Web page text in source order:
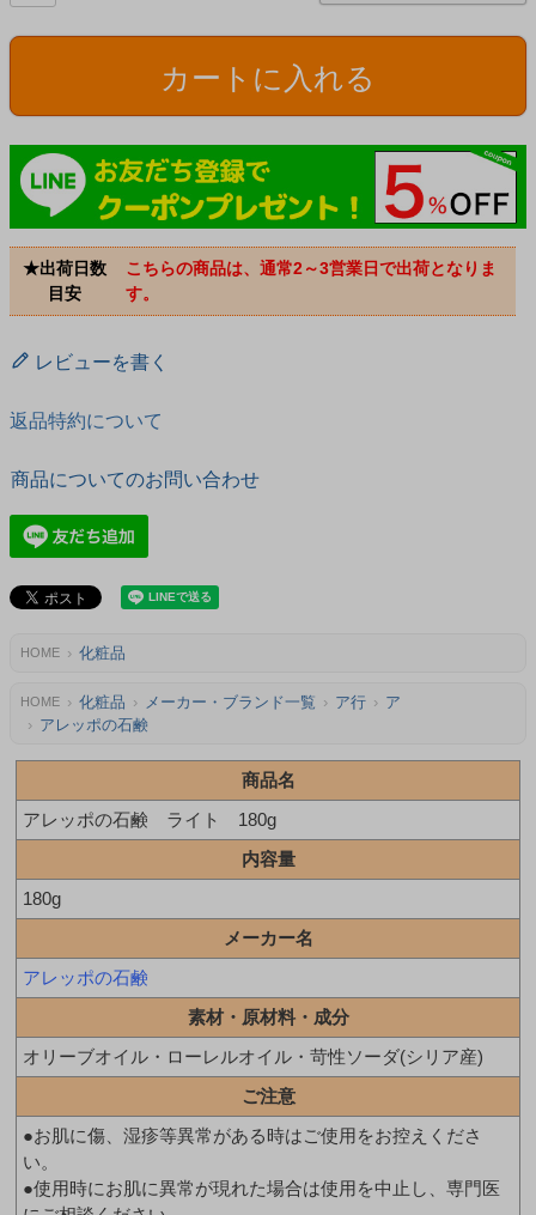
カートに入れる
★出荷日数
目安
こちらの商品は、通常2～3営業日で出荷となりま
す。
レビューを書く
返品特約について
商品についてのお問い合わせ
HOME 化粧品
HOME 化粧品 メーカー・ブランド一覧 ア行
ア
アレッポの石鹸
商品名
アレッポの石鹸 ライト 180g
内容量
180g
メーカー名
アレッポの石鹸
素材・原材料・成分
オリーブオイル・ローレルオイル・苛性ソーダ(シリア産)
ご注意
●お肌に傷、湿疹等異常がある時はご使用をお控えくださ
い。
●使用時にお肌に異常が現れた場合は使用を中止し、専門医